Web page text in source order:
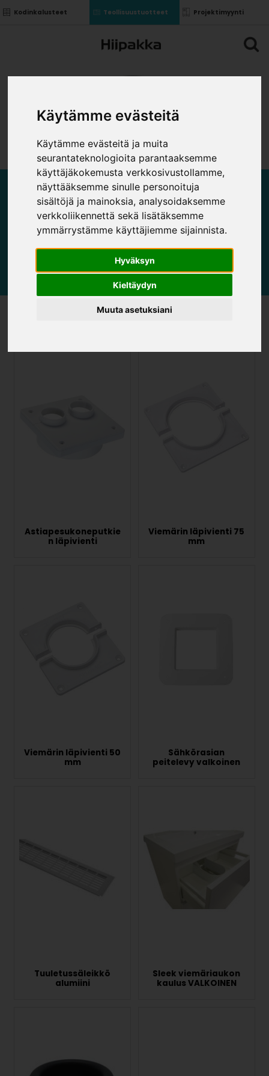
Käytämme evästeitä
Käytämme evästeitä ja muita
seurantateknologioita parantaaksemme
käyttäjäkokemusta verkkosivustollamme,
näyttääksemme sinulle personoituja
sisältöjä ja mainoksia, analysoidaksemme
verkkoliikennettä sekä lisätäksemme
ymmärrystämme käyttäjiemme sijainnista.
Hyväksyn
Kieltäydyn
Muuta asetuksiani
Kodinkalusteet Teollisuustuotteet Projektimyynti
LÄPIVIENNIT
Astiapesukoneputkie
n läpivienti
Viemärin läpivienti 75
mm
Viemärin läpivienti 50
mm
Sähkörasian
peitelevy valkoinen
Tuuletussäleikkö
alumiini
Sleek viemäriaukon
kaulus VALKOINEN